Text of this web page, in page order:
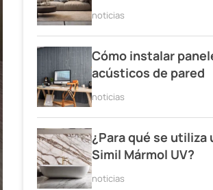
noticias
Cómo instalar
acústicos de pared
noticias
¿Para qué se utiliza
Simil Mármol UV?
noticias